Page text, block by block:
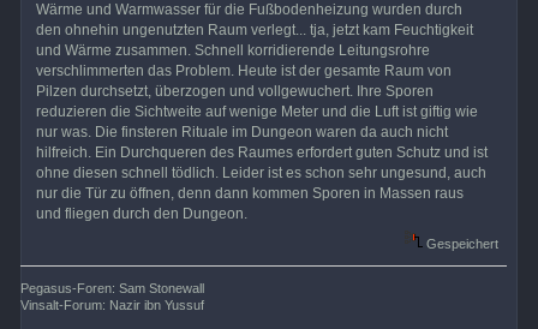
Wärme und Warmwasser für die Fußbodenheizung wurden durch
den ohnehin ungenutzten Raum verlegt... tja, jetzt kam Feuchtigkeit
und Wärme zusammen. Schnell korridierende Leitungsrohre
verschlimmerten das Problem. Heute ist der gesamte Raum von
Pilzen durchsetzt, überzogen und vollgewuchert. Ihre Sporen
reduzieren die Sichtweite auf wenige Meter und die Luft ist giftig wie
nur was. Die finsteren Rituale im Dungeon waren da auch nicht
hilfreich. Ein Durchqueren des Raumes erfordert guten Schutz und ist
ohne diesen schnell tödlich. Leider ist es schon sehr ungesund, auch
nur die Tür zu öffnen, denn dann kommen Sporen in Massen raus
und fliegen durch den Dungeon.
Gespeichert
Pegasus-Foren: Sam Stonewall
Vinsalt-Forum: Nazir ibn Yussuf